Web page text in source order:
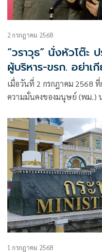
2 กรกฎาคม 2568
“วราวุธ” นั่งหัวโต๊ะ
ผู้บริหาร-ขรก. อย่าเ
ตามนโยบาย เน้น ร
เมื่อวันที่ 2 กรกฎาคม 2568
ความมั่นคงของมนุษย์ (พม.)
(รมว.พม.)
1 กรกฎาคม 2568